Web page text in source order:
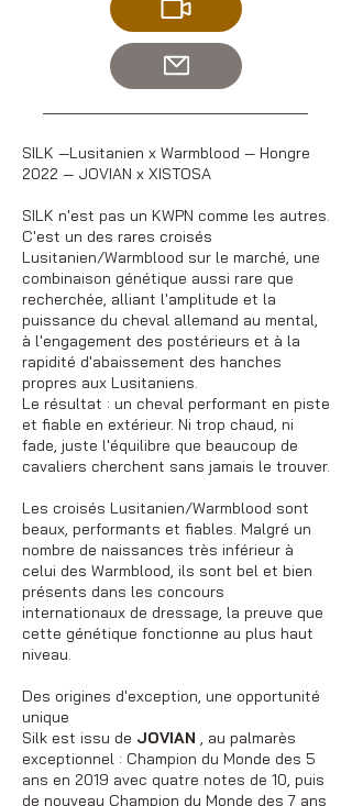
SILK —Lusitanien x Warmblood — Hongre
2022 — JOVIAN x XISTOSA
SILK n'est pas un KWPN comme les autres.
C'est un des rares croisés
Lusitanien/Warmblood sur le marché, une
combinaison génétique aussi rare que
recherchée, alliant l'amplitude et la
puissance du cheval allemand au mental,
à l'engagement des postérieurs et à la
rapidité d'abaissement des hanches
propres aux Lusitaniens.
Le résultat : un cheval performant en piste
et fiable en extérieur. Ni trop chaud, ni
fade, juste l'équilibre que beaucoup de
cavaliers cherchent sans jamais le trouver.
Les croisés Lusitanien/Warmblood sont
beaux, performants et fiables. Malgré un
nombre de naissances très inférieur à
celui des Warmblood, ils sont bel et bien
présents dans les concours
internationaux de dressage, la preuve que
cette génétique fonctionne au plus haut
niveau.
Des origines d'exception, une opportunité
unique
Silk est issu de JOVIAN , au palmarès
exceptionnel : Champion du Monde des 5
ans en 2019 avec quatre notes de 10, puis
de nouveau Champion du Monde des 7 ans